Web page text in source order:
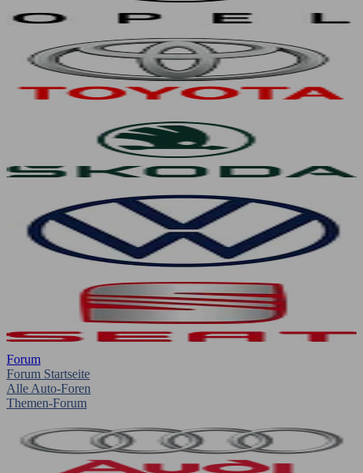
Forum
Forum Startseite
Alle Auto-Foren
Themen-Forum